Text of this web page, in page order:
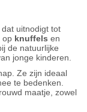
uitnodigt tot
op knuffels en
de natuurlijke
jonge kinderen.
Ze zijn ideaal
te bedenken.
maatje, zowel